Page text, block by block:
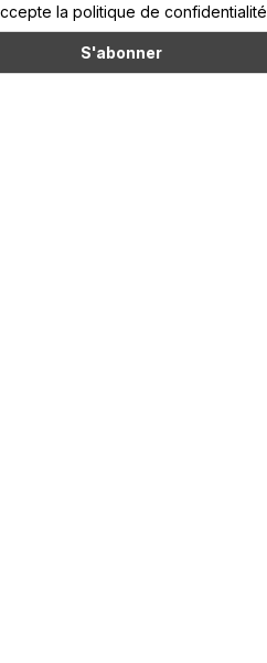
la politique de confidentialité